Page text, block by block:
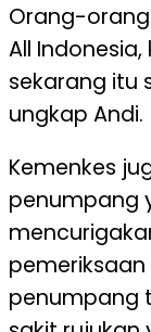
Orang-
All
sekarang itu
ungkap Andi.
Kemenkes
penumpang
penumpang